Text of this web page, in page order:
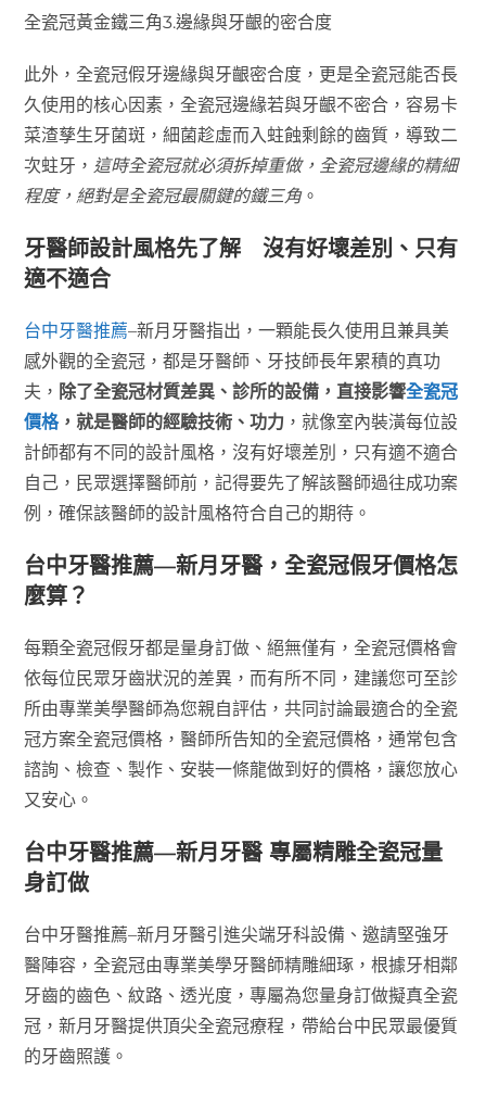
全瓷冠黃金鐵三角3.邊緣與牙齦的密合度
此外，全瓷冠假牙邊緣與牙齦密合度，更是全瓷冠能否長
久使用的核心因素，全瓷冠邊緣若與牙齦不密合，容易卡
菜渣孳生牙菌斑，細菌趁虛而入蛀蝕剩餘的齒質，導致二
次蛀牙， 這時全瓷冠就必須拆掉重做，全瓷冠邊緣的精細
程度，絕對是全瓷冠最關鍵的鐵三角。
牙醫師設計風格先了解 沒有好壞差別、只有
適不適合
台中牙醫推薦–新月牙醫指出，一顆能長久使用且兼具美
感外觀的全瓷冠，都是牙醫師、牙技師長年累積的真功
夫， 除了全瓷冠材質差異、診所的設備，直接影響全瓷冠
價格，就是醫師的經驗技術、功力 ，就像室內裝潢每位設
計師都有不同的設計風格，沒有好壞差別，只有適不適合
自己，民眾選擇醫師前，記得要先了解該醫師過往成功案
例，確保該醫師的設計風格符合自己的期待。
台中牙醫推薦—新月牙醫，全瓷冠假牙價格怎
麼算？
每顆全瓷冠假牙都是量身訂做、絕無僅有，全瓷冠價格會
依每位民眾牙齒狀況的差異，而有所不同，建議您可至診
所由專業美學醫師為您親自評估，共同討論最適合的全瓷
冠方案全瓷冠價格，醫師所告知的全瓷冠價格，通常包含
諮詢、檢查、製作、安裝一條龍做到好的價格，讓您放心
又安心。
台中牙醫推薦—新月牙醫 專屬精雕全瓷冠量
身訂做
台中牙醫推薦–新月牙醫引進尖端牙科設備、邀請堅強牙
醫陣容，全瓷冠由專業美學牙醫師精雕細琢，根據牙相鄰
牙齒的齒色、紋路、透光度，專屬為您量身訂做擬真全瓷
冠，新月牙醫提供頂尖全瓷冠療程，帶給台中民眾最優質
的牙齒照護。